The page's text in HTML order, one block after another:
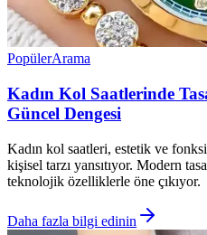
PopülerArama
Kadın Kol Saatlerinde
Güncel Dengesi
Kadın kol saatleri, estetik ve
kişisel tarzı yansıtıyor. Modern
teknolojik özelliklerle öne çıkıyor.
Daha fazla bilgi edinin